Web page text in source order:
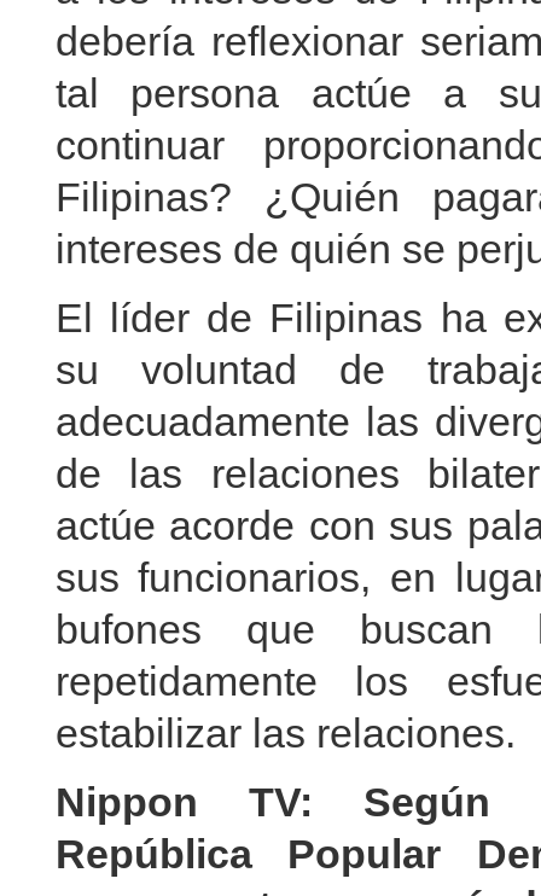
debería reflexionar
tal persona actúe a
continuar
Filipinas? ¿Quién
intereses de quién se
El líder de Filipinas ha
su voluntad de
adecuadamente las
de las relaciones
actúe acorde con sus
sus funcionarios, en
bufones que buscan
repetidamente los
estabilizar las relaciones.
Nippon TV: Según
República Popular